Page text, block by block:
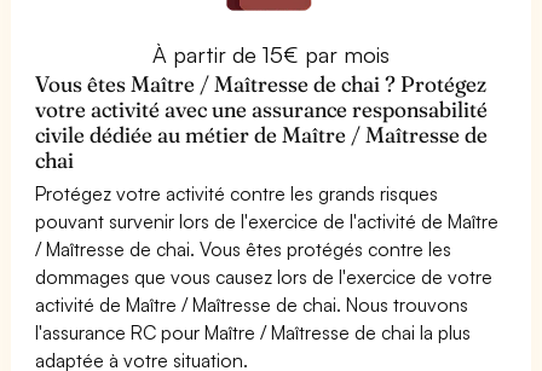
À partir de 15€ par mois
Vous êtes Maître / Maîtresse de chai ? Protégez
votre activité avec une assurance responsabilité
civile dédiée au métier de Maître / Maîtresse de
chai
Protégez votre activité contre les grands risques
pouvant survenir lors de l'exercice de l'activité de Maître
/ Maîtresse de chai. Vous êtes protégés contre les
dommages que vous causez lors de l'exercice de votre
activité de Maître / Maîtresse de chai. Nous trouvons
l'assurance RC pour Maître / Maîtresse de chai la plus
adaptée à votre situation.